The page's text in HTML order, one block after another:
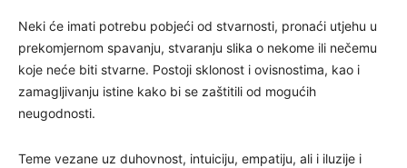
Neki će imati potrebu pobjeći od stvarnosti, pronaći utjehu u
prekomjernom spavanju, stvaranju slika o nekome ili nečemu
koje neće biti stvarne. Postoji sklonost i ovisnostima, kao i
zamagljivanju istine kako bi se zaštitili od mogućih
neugodnosti.
Teme vezane uz duhovnost, intuiciju, empatiju, ali i iluzije i